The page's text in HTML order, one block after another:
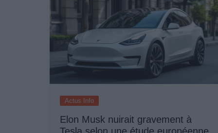
Actus Info
Elon Musk nuirait gravement à
Tesla selon une étude européenne